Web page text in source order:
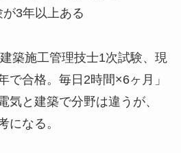
3年以上ある
築施工管理技士1次試験、現
で合格。毎日2時間×6ヶ月」
気と建築で分野は違うが、
になる。